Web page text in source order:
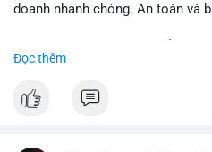
doanh nhanh chóng. An toàn và
✅ Phản hồi trong 24 giờ
Đọc thêm